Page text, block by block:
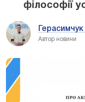
філософії
Автор новини